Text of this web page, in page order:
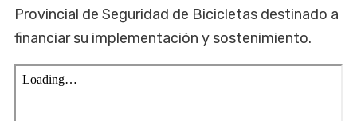
Provincial de Seguridad de Bicicletas destinado a
financiar su implementación y sostenimiento.